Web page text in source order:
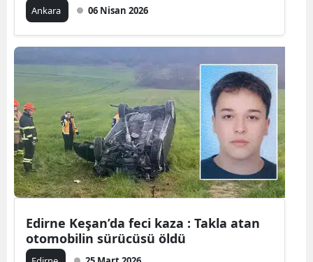
Muğla
Muş
Nevşehir
Niğde
Ordu
Rize
Ankara 06 Nisan 2026
Edirne Keşan’da feci kaza : Takla atan
otomobilin sürücüsü öldü